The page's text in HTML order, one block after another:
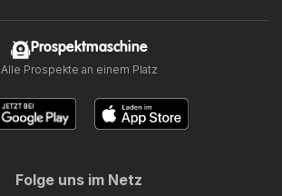
Prospektmaschine
Alle Prospekte an einem Platz
Folge uns im Netz